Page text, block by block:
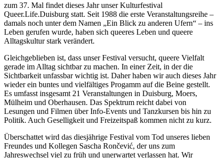
zum 37. Mal findet dieses Jahr unser Kulturfestival
Queer.Life.Duisburg statt. Seit 1988 die erste Veranstaltungsreihe –
damals noch unter dem Namen „Ein Blick zu anderen Ufern“ – ins
Leben gerufen wurde, haben sich queeres Leben und queere
Alltagskultur stark verändert.
Gleichgeblieben ist, dass unser Festival versucht, queere Vielfalt
gerade im Alltag sichtbar zu machen. In einer Zeit, in der die
Sichtbarkeit unfassbar wichtig ist. Daher haben wir auch dieses Jahr
wieder ein buntes und vielfältiges Progamm auf die Beine gestellt.
Es umfasst insgesamt 21 Veranstaltungen in Duisburg, Moers,
Mülheim und Oberhausen. Das Spektrum reicht dabei von
Lesungen und Filmen über Info-Events und Tanzkursen bis hin zu
Politik. Auch Geselligkeit und Freizeitspaß kommen nicht zu kurz.
Überschattet wird das diesjährige Festival vom Tod unseres lieben
Freundes und Kollegen Sascha Rončević, der uns zum
Jahreswechsel viel zu früh und unerwartet verlassen hat. Wir